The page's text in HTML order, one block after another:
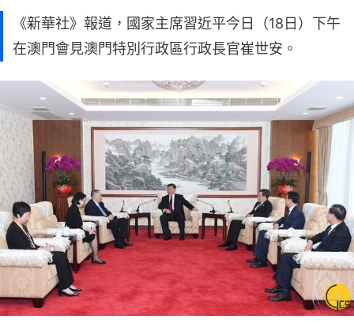
《新華社》報道，國家主席習近平今日（18日）下午
在澳門會見澳門特別行政區行政長官崔世安。